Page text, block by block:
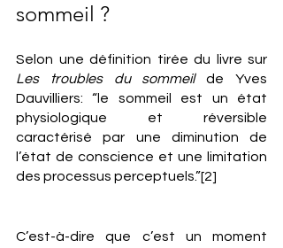
sommeil ?
Les troubles du sommeil de Yves
Dauvilliers: “le sommeil est un état
physiologique et réversible
caractérisé par une diminution de
l’état de conscience et une limitation
des processus perceptuels.”[2]
C’est-à-dire que c’est un moment